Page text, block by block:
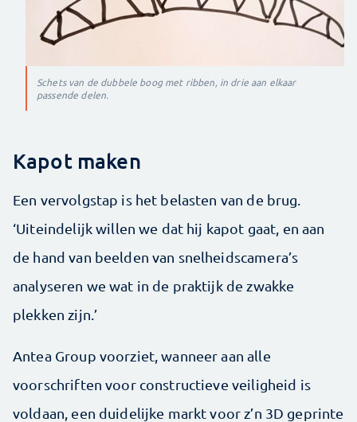
Schets van de dubbele boog met ribben, in drie aan elkaar
passende delen.
Kapot maken
Een vervolgstap is het belasten van de brug.
‘Uiteindelijk willen we dat hij kapot gaat, en aan
de hand van beelden van snelheidscamera’s
analyseren we wat in de praktijk de zwakke
plekken zijn.’
Antea Group voorziet, wanneer aan alle
voorschriften voor constructieve veiligheid is
voldaan, een duidelijke markt voor z’n 3D geprinte